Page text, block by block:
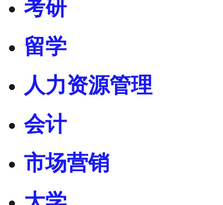
考研
留学
人力资源管理
会计
市场营销